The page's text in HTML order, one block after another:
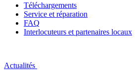
Téléchargements
Service et réparation
FAQ
Interlocuteurs et partenaires locaux
Actualités